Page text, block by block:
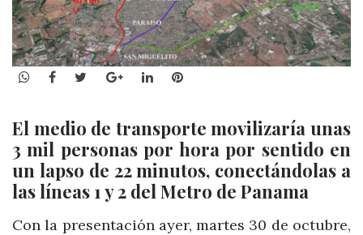
WhatsApp
Facebook
TwitterGoogle+LinkedInPinterest
El medio de transporte movilizaría unas
3 mil personas por hora por sentido en
un lapso de 22 minutos, conectándolas a
las líneas 1 y 2 del Metro de Panama
Con la presentación ayer, martes 30 de octubre,